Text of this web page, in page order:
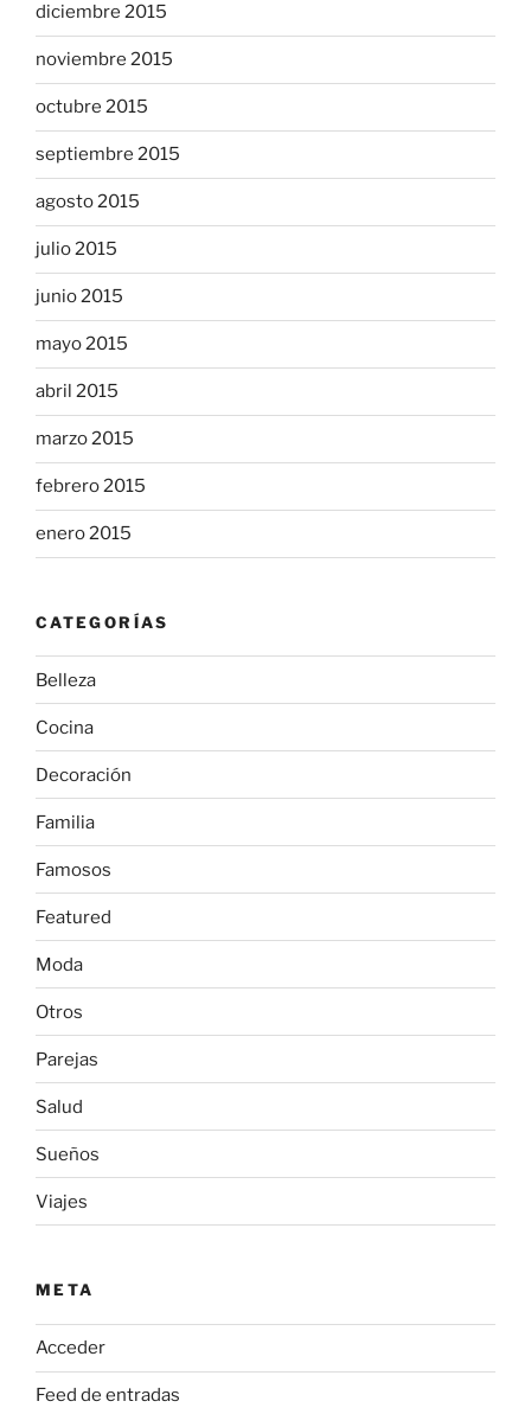
diciembre 2015
noviembre 2015
octubre 2015
septiembre 2015
agosto 2015
julio 2015
junio 2015
mayo 2015
abril 2015
marzo 2015
febrero 2015
enero 2015
CATEGORÍAS
Belleza
Cocina
Decoración
Familia
Famosos
Featured
Moda
Otros
Parejas
Salud
Sueños
Viajes
META
Acceder
Feed de entradas